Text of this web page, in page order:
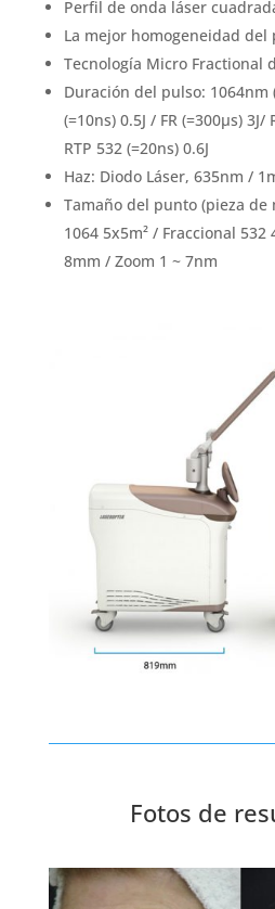
Perfil de onda láser
La mejor homogeneidad del
Tecnología Micro Fractional
Duración del pulso: 1064nm
(=10ns) 0.5J / FR (=300µs) 3J/
RTP 532 (=20ns) 0.6J
Haz: Diodo Láser, 635nm /
Tamaño del punto (pieza de
1064 5x5m² / Fraccional 532
8mm / Zoom 1 ~ 7nm
Fotos de